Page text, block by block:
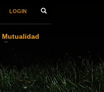
LOGIN
Mutualidad